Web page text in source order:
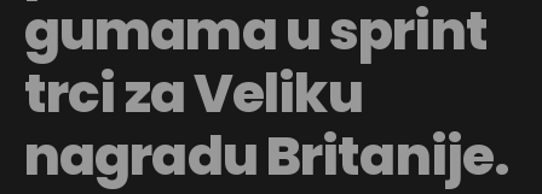
gumama u sprint
trci za Veliku
nagradu Britanije.